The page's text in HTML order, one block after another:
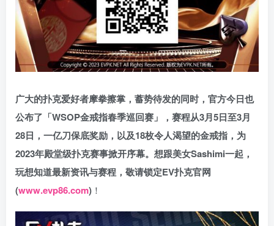
广大的扑克爱好者摩拳擦掌，蓄势待发的同时，官方今日也
公布了「WSOP金戒指春季巡回赛」，赛程从3月5日至3月
28日，一亿刀保底奖励，以及18枚令人渴望的金戒指，为
2023年殿堂级扑克赛事掀开序幕。想跟美女Sashimi一起，
玩想知道最新资讯与赛程，敬请锁定EV扑克官网
(www.evp86.com) ！